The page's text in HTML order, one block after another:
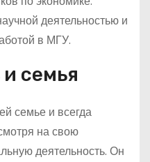
деятельностью и
в МГУ.
семья
семье и всегда
на свою
деятельность. Он